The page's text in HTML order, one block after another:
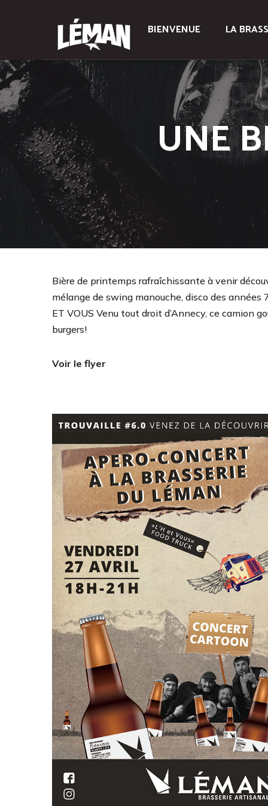
BIENVENUE LA
UNE
Bière de printemps rafraîchissante à venir
mélange de swing manouche, disco des
ET VOUS Venu tout droit d’Annecy, ce camion
burgers!
Voir le flyer